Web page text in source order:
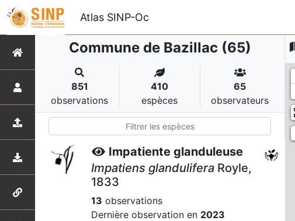
Atlas SINP-Oc
Commune de Bazillac (65)
851
observations
410
espèces
65
observateurs
Impatiente glanduleuse
Impatiens glandulifera Royle,
1833
13 observations
Dernière observation en 2023